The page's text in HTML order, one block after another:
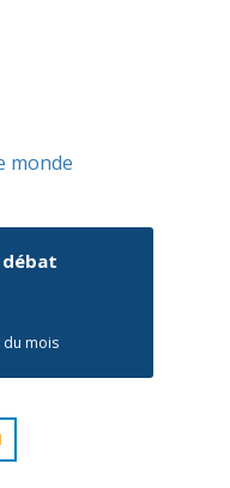
monde
débat
du mois